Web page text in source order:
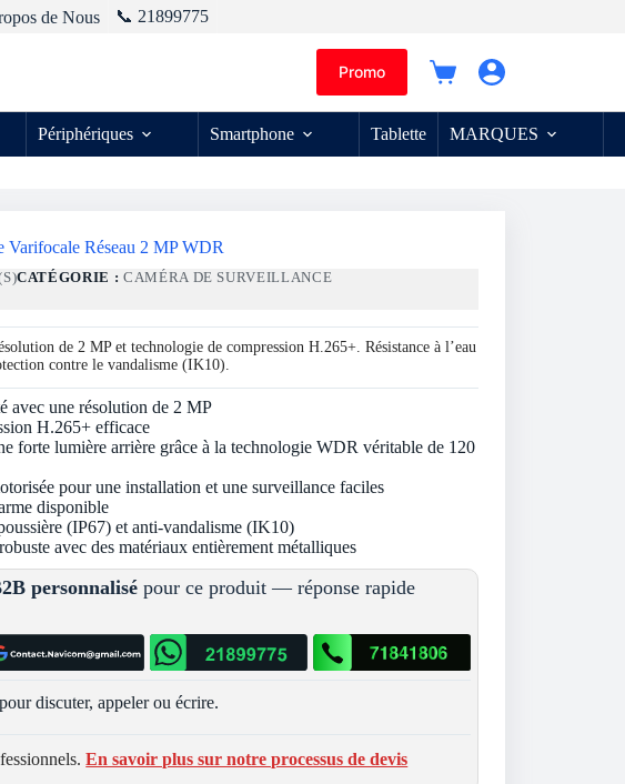
de Nous 📞 21899775
Promo
Panier
Périphériques Smartphone Tablette MARQUES
Réseau 2 MP WDR
CATÉGORIE : CAMÉRA DE SURVEILLANCE
de 2 MP et technologie de compression H.265+. Résistance à l’eau
contre le vandalisme (IK10).
avec une résolution de 2 MP
H.265+ efficace
forte lumière arrière grâce à la technologie WDR véritable de 120
pour une installation et une surveillance faciles
disponible
(IP67) et anti-vandalisme (IK10)
avec des matériaux entièrement métalliques
personnalisé pour ce produit — réponse rapide
discuter, appeler ou écrire.
En savoir plus sur notre processus de devis